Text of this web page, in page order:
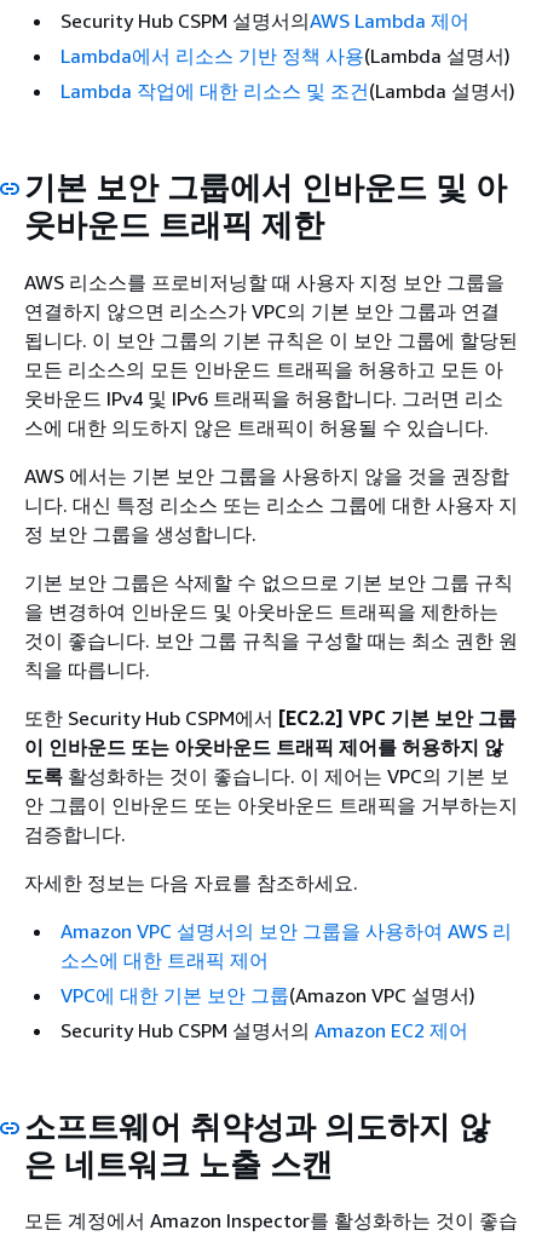
Security Hub CSPM 설명서의AWS Lambda 제어
Lambda에서 리소스 기반 정책 사용(Lambda 설명서)
Lambda 작업에 대한 리소스 및 조건(Lambda 설명서)
기본 보안 그룹에서 인바운드 및 아
웃바운드 트래픽 제한
AWS 리소스를 프로비저닝할 때 사용자 지정 보안 그룹을
연결하지 않으면 리소스가 VPC의 기본 보안 그룹과 연결
됩니다. 이 보안 그룹의 기본 규칙은 이 보안 그룹에 할당된
모든 리소스의 모든 인바운드 트래픽을 허용하고 모든 아
웃바운드 IPv4 및 IPv6 트래픽을 허용합니다. 그러면 리소
스에 대한 의도하지 않은 트래픽이 허용될 수 있습니다.
AWS 에서는 기본 보안 그룹을 사용하지 않을 것을 권장합
니다. 대신 특정 리소스 또는 리소스 그룹에 대한 사용자 지
정 보안 그룹을 생성합니다.
기본 보안 그룹은 삭제할 수 없으므로 기본 보안 그룹 규칙
을 변경하여 인바운드 및 아웃바운드 트래픽을 제한하는
것이 좋습니다. 보안 그룹 규칙을 구성할 때는 최소 권한 원
칙을 따릅니다.
또한 Security Hub CSPM에서 [EC2.2] VPC 기본 보안 그룹
이 인바운드 또는 아웃바운드 트래픽 제어를 허용하지 않
도록 활성화하는 것이 좋습니다. 이 제어는 VPC의 기본 보
안 그룹이 인바운드 또는 아웃바운드 트래픽을 거부하는지
검증합니다.
자세한 정보는 다음 자료를 참조하세요.
Amazon VPC 설명서의 보안 그룹을 사용하여 AWS 리
소스에 대한 트래픽 제어
VPC에 대한 기본 보안 그룹(Amazon VPC 설명서)
Security Hub CSPM 설명서의 Amazon EC2 제어
소프트웨어 취약성과 의도하지 않
은 네트워크 노출 스캔
모든 계정에서 Amazon Inspector를 활성화하는 것이 좋습